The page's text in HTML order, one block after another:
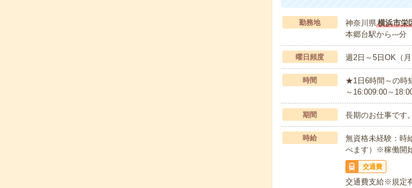
勤務地 神奈川県横浜市栄
本郷台駅から---分
曜日頻度 週2日～5日OK（
時間
★1日6時間～の時
～16:009:00～
期間 長期のお仕事で
時給
無資格未経験：時
べます）※稼働開
交通費
交通費支給※規定